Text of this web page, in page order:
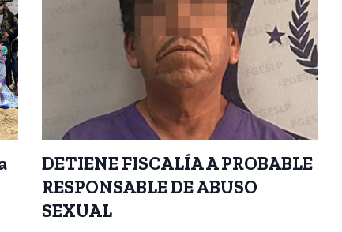
DETIENE FISCALÍA A PROBABLE
RESPONSABLE DE ABUSO
SEXUAL